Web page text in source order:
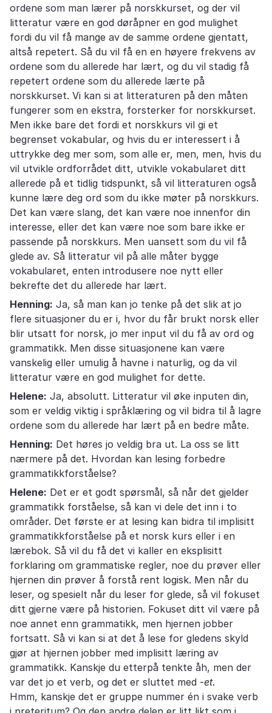
ordene som man lærer på norskkurset, og der vil
litteratur være en god døråpner en god mulighet
fordi du vil få mange av de samme ordene gjentatt,
altså repetert. Så du vil få en en høyere frekvens av
ordene som du allerede har lært, og du vil stadig få
repetert ordene som du allerede lærte på
norskkurset. Vi kan si at litteraturen på den måten
fungerer som en ekstra, forsterker for norskkurset.
Men ikke bare det fordi et norskkurs vil gi et
begrenset vokabular, og hvis du er interessert i å
uttrykke deg mer som, som alle er, men, men, hvis du
vil utvikle ordforrådet ditt, utvikle vokabularet ditt
allerede på et tidlig tidspunkt, så vil litteraturen også
kunne lære deg ord som du ikke møter på norskkurs.
Det kan være slang, det kan være noe innenfor din
interesse, eller det kan være noe som bare ikke er
passende på norskkurs. Men uansett som du vil få
glede av. Så litteratur vil på alle måter bygge
vokabularet, enten introdusere noe nytt eller
bekrefte det du allerede har lært.
Henning: Ja, så man kan jo tenke på det slik at jo
flere situasjoner du er i, hvor du får brukt norsk eller
blir utsatt for norsk, jo mer input vil du få av ord og
grammatikk. Men disse situasjonene kan være
vanskelig eller umulig å havne i naturlig, og da vil
litteratur være en god mulighet for dette.
Helene: Ja, absolutt. Litteratur vil øke inputen din,
som er veldig viktig i språklæring og vil bidra til å lagre
ordene som du allerede har lært på en bedre måte.
Henning: Det høres jo veldig bra ut. La oss se litt
nærmere på det. Hvordan kan lesing forbedre
grammatikkforståelse?
Helene: Det er et godt spørsmål, så når det gjelder
grammatikk forståelse, så kan vi dele det inn i to
områder. Det første er at lesing kan bidra til implisitt
grammatikkforståelse på et norsk kurs eller i en
lærebok. Så vil du få det vi kaller en eksplisitt
forklaring om grammatiske regler, noe du prøver eller
hjernen din prøver å forstå rent logisk. Men når du
leser, og spesielt når du leser for glede, så vil fokuset
ditt gjerne være på historien. Fokuset ditt vil være på
noe annet enn grammatikk, men hjernen jobber
fortsatt. Så vi kan si at det å lese for gledens skyld
gjør at hjernen jobber med implisitt læring av
grammatikk. Kanskje du etterpå tenkte åh, men der
var det jo et verb, og det er sluttet med -et.
Hmm, kanskje det er gruppe nummer én i svake verb